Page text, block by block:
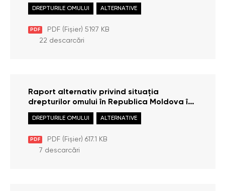
PDF PDF (Fișier) 519.7 KB
DREPTURILE OMULUI ALTERNATIVE
22 descarcări
Raport alternativ privind situația
drepturilor omului în Republica Moldova în
cadrul celui de-al 3-lea ciclu de Evaluare
Periodică Universală a ONU (2021)
PDF PDF (Fișier) 617.1 KB
DREPTURILE OMULUI ALTERNATIVE
7 descarcări